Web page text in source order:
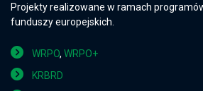
Projekty realizowane w ramach
funduszy europejskich.
WRPO, WRPO+
KRBRD